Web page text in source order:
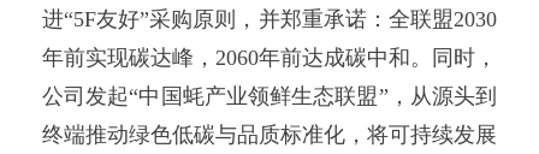
进“5F友好”采购原则，并郑重承诺：全联盟2030
年前实现碳达峰，2060年前达成碳中和。同时，
公司发起“中国蚝产业领鲜生态联盟”，从源头到
终端推动绿色低碳与品质标准化，将可持续发展